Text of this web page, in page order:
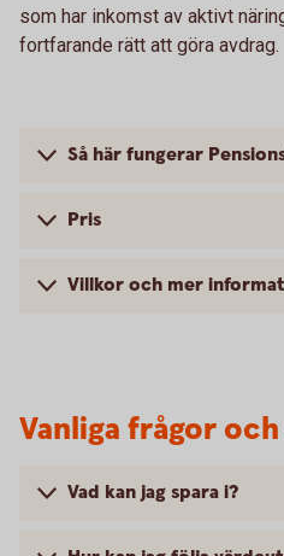
som har inkomst av aktivt
fortfarande rätt att göra avdrag.
Så här fungerar
Pris
Villkor och mer
Vanliga frågor
Vad kan jag spara i?